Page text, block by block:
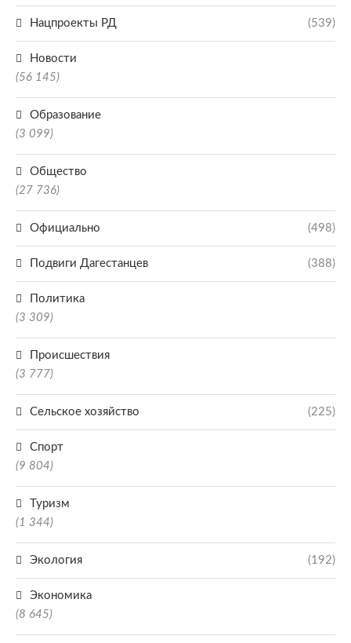
Нацпроекты РД (539)
Новости
(56 145)
Образование
(3 099)
Общество
(27 736)
Официально (498)
Подвиги Дагестанцев (388)
Политика
(3 309)
Происшествия
(3 777)
Сельское хозяйство (225)
Спорт
(9 804)
Туризм
(1 344)
Экология (192)
Экономика
(8 645)